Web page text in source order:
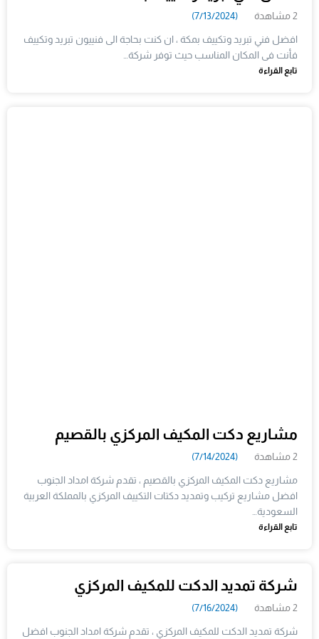
2 مشاهدة (7/13/2024)
افضل فني تبريد وتكييف بمكة ، ان كنت بحاجة الى فنييون تبريد وتكييف
فأنت فى المكان المناسب حيث توفر شركة…
تابع القراءة
مشاريع دكت المكيف المركزي بالقصيم
2 مشاهدة (7/14/2024)
مشاريع دكت المكيف المركزي بالقصيم ، تقدم شركة امداد الجنوب
افضل مشاريع تركيب وتمديد دكتات التكييف المركزي بالمملكة العربية
السعودية…
تابع القراءة
شركة تمديد الدكت للمكيف المركزي
2 مشاهدة (7/16/2024)
شركة تمديد الدكت للمكيف المركزي ، تقدم شركة امداد الجنوب افضل